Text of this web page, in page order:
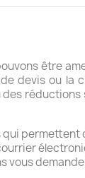
être
devis ou la
vous